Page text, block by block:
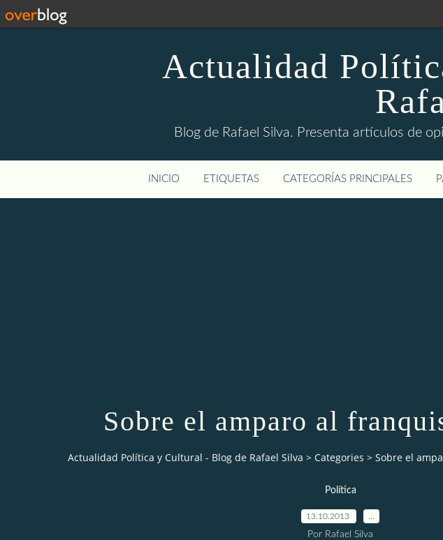
Actualidad
Blog de Rafael Silva. Presenta artículos de
INICIO ETIQUETAS CATEGORÍAS PRINCIPALES
Sobre el amparo al
Actualidad Política y Cultural - Blog de Rafael Silva > Categories > Sobre el
Política
13.10.2013
Por Rafael Silva